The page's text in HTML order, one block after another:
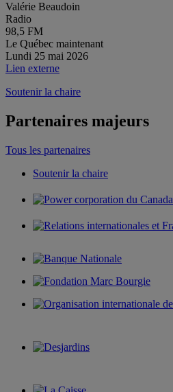
Valérie Beaudoin
Radio
98,5 FM
Le Québec maintenant
Lundi 25 mai 2026
Lien externe
Soutenir la chaire
Partenaires majeurs
Tous les partenaires
Soutenir la chaire